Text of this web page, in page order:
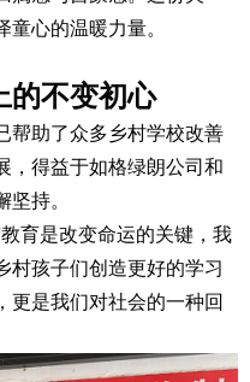
心的温暖力量。
的不变初心
帮助了众多乡村学校改善
，得益于如格绿朗公司和
持。
育是改变命运的关键，我
村孩子们创造更好的学习
更是我们对社会的一种回